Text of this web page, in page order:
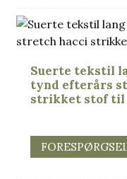
Suerte tekstil
tynd efterårs
strikket stof til